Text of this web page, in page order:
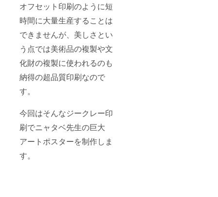
オフセット印刷のように短
時間に大量生産することは
できませんが、美しさとい
う点では美術品の複製や文
化財の複製に使われるのも
納得の超品質印刷なので
す。
今回はそんなジークレー印
刷でニャタベ先生の巨大
アートポスターを制作しま
す。